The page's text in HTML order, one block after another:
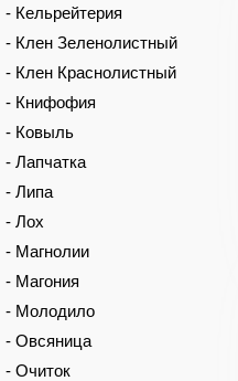
- Кельрейтерия
- Клен Зеленолистный
- Клен Краснолистный
- Книфофия
- Ковыль
- Лапчатка
- Липа
- Лох
- Магнолии
- Магония
- Молодило
- Овсяница
- Очиток